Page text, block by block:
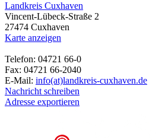
Landkreis Cuxhaven
Vincent-Lübeck-Straße 2
27474 Cuxhaven
Karte anzeigen
Telefon: 04721 66-0
Fax: 04721 66-2040
E-Mail: info(at)landkreis-cuxhaven.de
Nachricht schreiben
Adresse exportieren